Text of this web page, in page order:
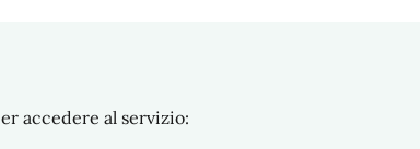
accedere al servizio: